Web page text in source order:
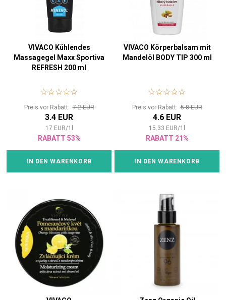
VIVACO Kühlendes
Massagegel Maxx Sportiva
REFRESH 200 ml
Preis vor Rabatt:7.2 EUR
3.4 EUR
17 EUR/1
RABATT 53%
IN DEN WARENKORB
VIVACO Körperbalsam mit
Mandelöl BODY TIP 300 ml
Preis vor Rabatt:5.8 EUR
4.6 EUR
15.33 EUR/1
RABATT 21%
IN DEN WARENKORB